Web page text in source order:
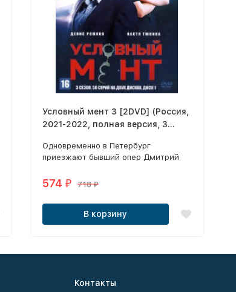
Условный мент 3 [2DVD] (Россия,
2021-2022, полная версия, 3
Одновременно в Петербург
приезжают бывший опер Дмитрий
превышение полномочий, и капитан
574 ₽ 718₽
В корзину
Контакты